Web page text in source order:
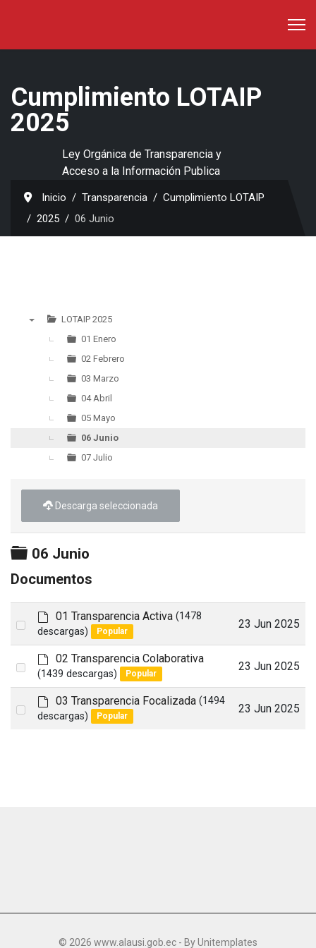
Cumplimiento LOTAIP
2025
Ley Orgánica de Transparencia y
Acceso a la Información Publica
Inicio Transparencia
Cumplimiento LOTAIP
2025
06 Junio
LOTAIP 2025
01 Enero
02 Febrero
03 Marzo
04 Abril
05 Mayo
06 Junio
07 Julio
Descarga seleccionada
Carpeta
06 Junio
Documentos
Select
an
item
d
e
f
a
u
l
01 Transparencia Activa (1478
descargas)
Popular
23 Jun 2025
Select
an
item
d
e
f
a
u
02 Transparencia Colaborativa
(1439 descargas) Popular
23 Jun 2025
Select
d
e
03 Transparencia Focalizada (1494
descargas)
Popular
23 Jun 2025
© 2026 www.alausi.gob.ec - ByUnitemplates